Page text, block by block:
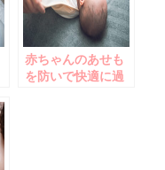
赤ちゃんのあせも
を防いで快適に過